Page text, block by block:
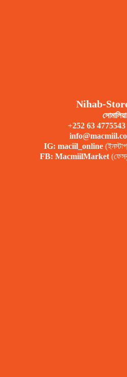
Nihab-
সোমালিয়া
+252 63 4775543
IG: maciil_online
FB: MacmiilMarket